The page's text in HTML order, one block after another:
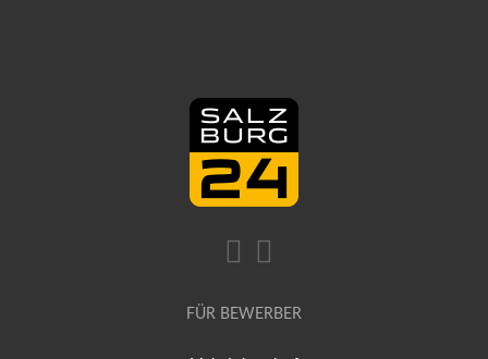
FÜR BEWERBER